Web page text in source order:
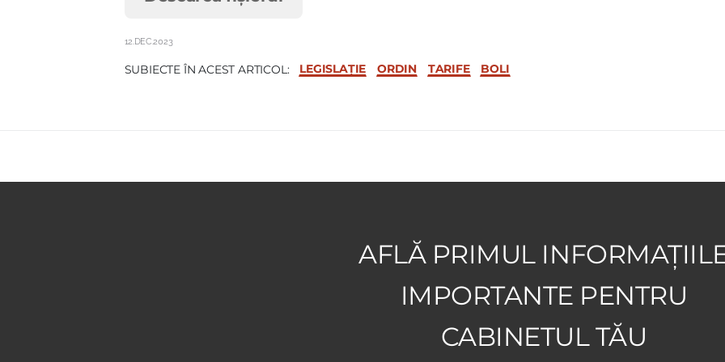
12.DEC.2023
SUBIECTE ÎN ACEST ARTICOL: LEGISLAȚIE ORDIN TARIFE BOLI
AFLĂ PRIMUL
IMPORTANTE PENTRU
CABINETUL TĂU